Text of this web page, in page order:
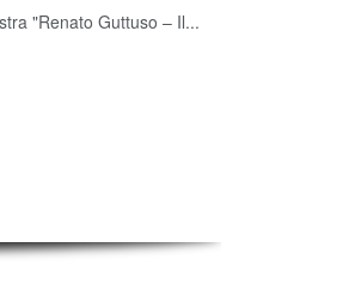
"Renato Guttuso – Il...